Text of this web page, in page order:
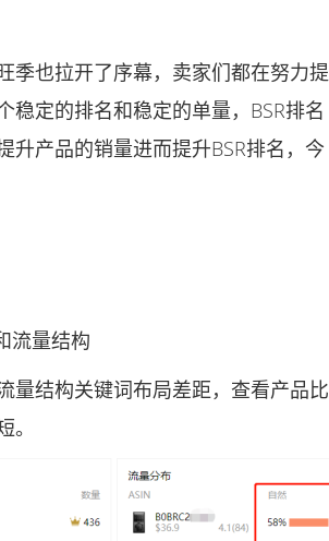
也拉开了序幕，卖家们都在努力提
定的排名和稳定的单量，BSR排名
产品的销量进而提升BSR排名，今
流量结构
结构关键词布局差距，查看产品比